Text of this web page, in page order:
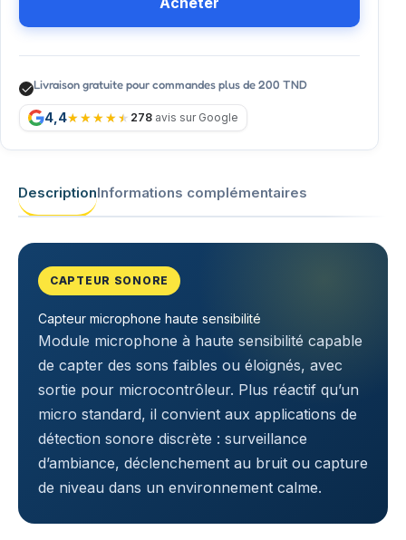
Livraison gratuite pour commandes plus de 200 TND
4,4 278 avis sur Google
DescriptionInformations complémentaires
CAPTEUR SONORE
Capteur microphone haute sensibilité
Module microphone à haute sensibilité capable
de capter des sons faibles ou éloignés, avec
sortie pour microcontrôleur. Plus réactif qu’un
micro standard, il convient aux applications de
détection sonore discrète : surveillance
d’ambiance, déclenchement au bruit ou capture
de niveau dans un environnement calme.